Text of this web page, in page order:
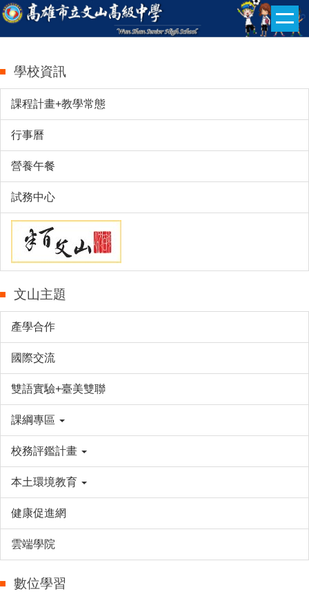
跳
到
內
區
學校資訊
課程計畫+教學常態
行事曆
營養午餐
試務中心
文山主題
產學合作
國際交流
雙語實驗+臺美雙聯
課綱專區
校務評鑑計畫
本土環境教育
健康促進網
雲端學院
數位學習